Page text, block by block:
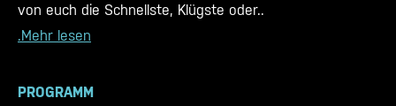
von euch die Schnellste, Klügste oder..
.Mehr lesen
PROGRAMM